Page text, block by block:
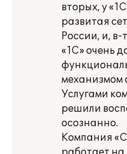
вторых, у
развитая
России, и, в-
«1С» очень
механизмом
Услугами
решили
осознанно.
Компания